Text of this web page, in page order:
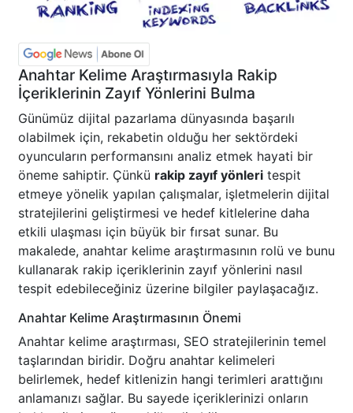
Anahtar Kelime Araştırmasıyla Rakip
İçeriklerinin Zayıf Yönlerini Bulma
Günümüz dijital pazarlama dünyasında başarılı
olabilmek için, rekabetin olduğu her sektördeki
oyuncuların performansını analiz etmek hayati bir
öneme sahiptir. Çünkü rakip zayıf yönleri tespit
etmeye yönelik yapılan çalışmalar, işletmelerin dijital
stratejilerini geliştirmesi ve hedef kitlelerine daha
etkili ulaşması için büyük bir fırsat sunar. Bu
makalede, anahtar kelime araştırmasının rolü ve bunu
kullanarak rakip içeriklerinin zayıf yönlerini nasıl
tespit edebileceğiniz üzerine bilgiler paylaşacağız.
Anahtar Kelime Araştırmasının Önemi
Anahtar kelime araştırması, SEO stratejilerinin temel
taşlarından biridir. Doğru anahtar kelimeleri
belirlemek, hedef kitlenizin hangi terimleri arattığını
anlamanızı sağlar. Bu sayede içeriklerinizi onların